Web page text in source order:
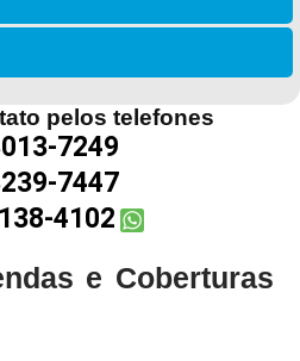
pelos telefones
7249
7447
4102
e Coberturas